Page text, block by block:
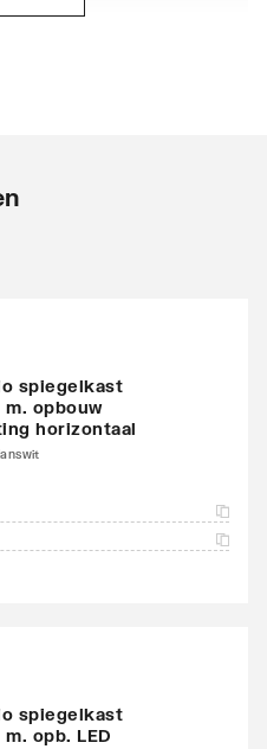
Nee
1
Opzet
Greep
spiegelkast
opbouw
horizontaal
spiegelkast
opb. LED